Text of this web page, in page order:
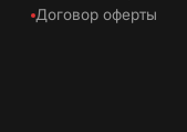
Договор оферты